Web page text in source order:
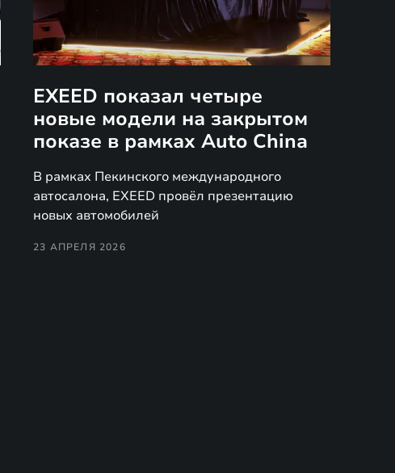
EXEED показал четыре
новые модели на закрытом
показе в рамках Auto China
В рамках Пекинского международного
автосалона, EXEED провёл презентацию
новых автомобилей
23 АПРЕЛЯ 2026